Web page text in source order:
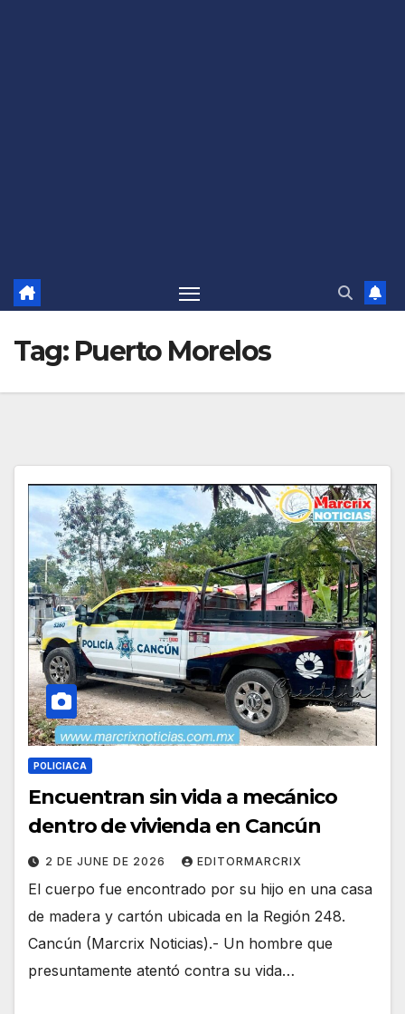
Tag: Puerto Morelos
POLICIACA
Encuentran sin vida a mecánico
dentro de vivienda en Cancún
2 DE JUNE DE 2026 EDITORMARCRIX
El cuerpo fue encontrado por su hijo en una casa
de madera y cartón ubicada en la Región 248.
Cancún (Marcrix Noticias).- Un hombre que
presuntamente atentó contra su vida…